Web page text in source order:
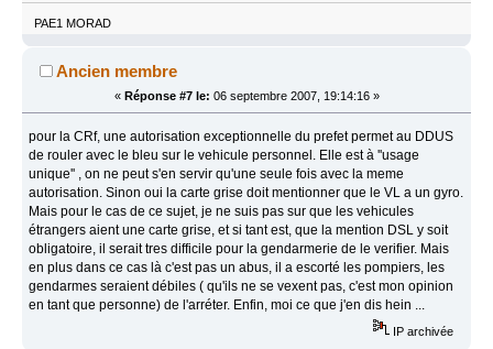
PAE1 MORAD
Ancien membre
« Réponse #7 le: 06 septembre 2007, 19:14:16 »
pour la CRf, une autorisation exceptionnelle du prefet permet au DDUS
de rouler avec le bleu sur le vehicule personnel. Elle est à ''usage
unique'' , on ne peut s'en servir qu'une seule fois avec la meme
autorisation. Sinon oui la carte grise doit mentionner que le VL a un gyro.
Mais pour le cas de ce sujet, je ne suis pas sur que les vehicules
étrangers aient une carte grise, et si tant est, que la mention DSL y soit
obligatoire, il serait tres difficile pour la gendarmerie de le verifier. Mais
en plus dans ce cas là c'est pas un abus, il a escorté les pompiers, les
gendarmes seraient débiles ( qu'ils ne se vexent pas, c'est mon opinion
en tant que personne) de l'arréter. Enfin, moi ce que j'en dis hein ...
IP archivée